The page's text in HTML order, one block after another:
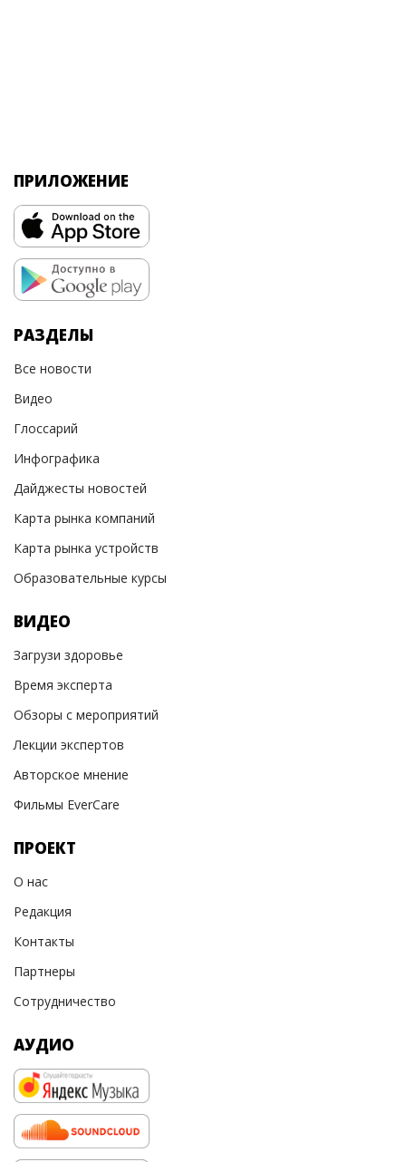
ПРИЛОЖЕНИЕ
РАЗДЕЛЫ
Все новости
Видео
Глоссарий
Инфографика
Дайджесты новостей
Карта рынка компаний
Карта рынка устройств
Образовательные курсы
ВИДЕО
Загрузи здоровье
Время эксперта
Обзоры с мероприятий
Лекции экспертов
Авторское мнение
Фильмы EverCare
ПРОЕКТ
О нас
Редакция
Контакты
Партнеры
Сотрудничество
АУДИО